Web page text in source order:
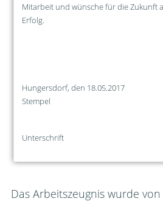
Mitarbeit und wünsche für die Zukunft
Erfolg.
Hungersdorf, den
Stempel
Unterschrift
Das Arbeitszeugnis wurde